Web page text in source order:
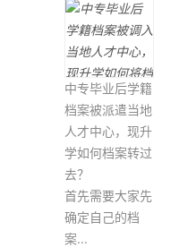
中专毕业后学籍
档案被派遣当地
人才中心，现升
学如何档案转过
去？
首先需要大家先
确定自己的档
案...